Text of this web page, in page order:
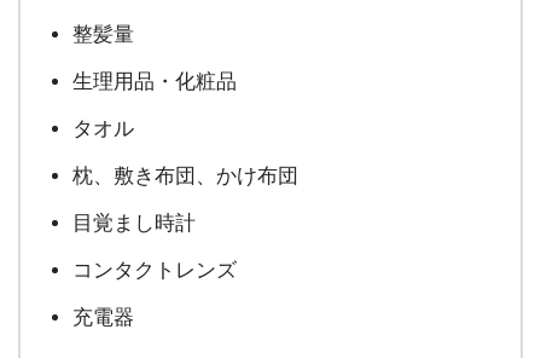
整髪量
生理用品・化粧品
タオル
枕、敷き布団、かけ布団
目覚まし時計
コンタクトレンズ
充電器